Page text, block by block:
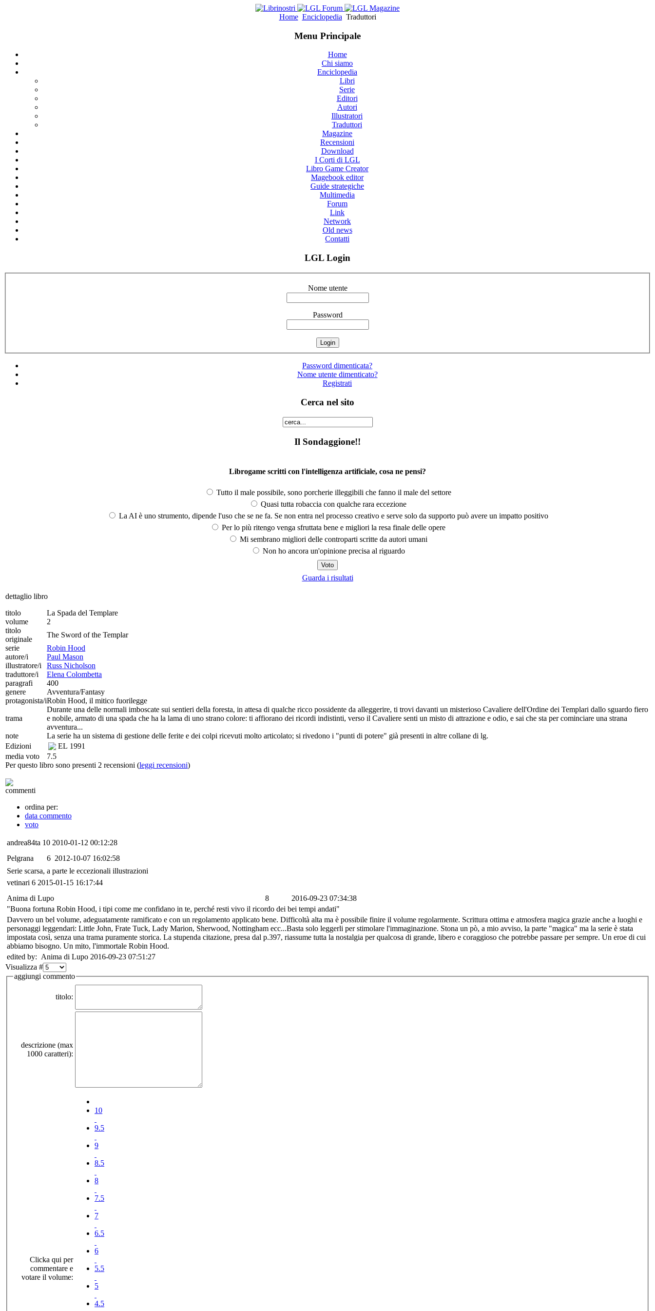
Home Enciclopedia Traduttori
Menu Principale
Home
Chi siamo
Enciclopedia
Libri
Serie
Editori
Autori
Illustratori
Traduttori
Magazine
Recensioni
Download
I Corti di LGL
Libro Game Creator
Magebook editor
Guide strategiche
Multimedia
Forum
Link
Network
Old news
Contatti
LGL Login
Nome utente
Password
Password dimenticata?
Nome utente dimenticato?
Registrati
Cerca nel sito
Il Sondaggione!!
Librogame scritti con l'intelligenza artificiale, cosa ne pensi?
Tutto il male possibile, sono porcherie illeggibili che fanno il male del settore
Quasi tutta robaccia con qualche rara eccezione
La AI è uno strumento, dipende l'uso che se ne fa. Se non entra nel processo creativo e serve solo da supporto può avere un impatto positivo
Per lo più ritengo venga sfruttata bene e migliori la resa finale delle opere
Mi sembrano migliori delle controparti scritte da autori umani
Non ho ancora un'opinione precisa al riguardo
Guarda i risultati
dettaglio libro
titolo
La Spada del Templare
volume
2
titolo
originale
The Sword of the Templar
serie
Robin Hood
autore/i
Paul Mason
illustratore/i
Russ Nicholson
traduttore/i
Elena Colombetta
paragrafi
400
genere
Avventura/Fantasy
protagonista/iRobin Hood, il mitico fuorilegge
trama
Durante una delle normali imboscate sui sentieri della foresta, in attesa di qualche ricco possidente da alleggerire, ti trovi davanti un misterioso Cavaliere dell'Ordine dei Templari dallo sguardo fiero
e nobile, armato di una spada che ha la lama di uno strano colore: ti affiorano dei ricordi indistinti, verso il Cavaliere senti un misto di attrazione e odio, e sai che sta per cominciare una strana
avventura...
note
La serie ha un sistema di gestione delle ferite e dei colpi ricevuti molto articolato; si rivedono i "punti di potere" già presenti in altre collane di lg.
Edizioni
EL 1991
media voto
7.5
Per questo libro sono presenti 2 recensioni (leggi recensioni)
commenti
ordina per:
data commento
voto
andrea84ta 10 2010-01-12 00:12:28
Pelgrana
6 2012-10-07 16:02:58
Serie scarsa, a parte le eccezionali illustrazioni
vetinari 6 2015-01-15 16:17:44
Anima di Lupo
8
2016-09-23 07:34:38
"Buona fortuna Robin Hood, i tipi come me confidano in te, perché resti vivo il ricordo dei bei tempi andati"
Davvero un bel volume, adeguatamente ramificato e con un regolamento applicato bene. Difficoltà alta ma è possibile finire il volume regolarmente. Scrittura ottima e atmosfera magica grazie anche a luoghi e
personaggi leggendari: Little John, Frate Tuck, Lady Marion, Sherwood, Nottingham ecc...Basta solo leggerli per stimolare l'immaginazione. Stona un pò, a mio avviso, la parte "magica" ma la serie è stata
impostata così, senza una trama puramente storica. La stupenda citazione, presa dal p.397, riassume tutta la nostalgia per qualcosa di grande, libero e coraggioso che potrebbe passare per sempre. Un eroe di cui
abbiamo bisogno. Un mito, l'immortale Robin Hood.
edited by: Anima di Lupo 2016-09-23 07:51:27
Visualizza #
aggiungi commento
titolo:
descrizione (max
1000 caratteri):
Clicka qui per
commentare e
votare il volume:
10
9.5
9
8.5
8
7.5
7
6.5
6
5.5
5
4.5